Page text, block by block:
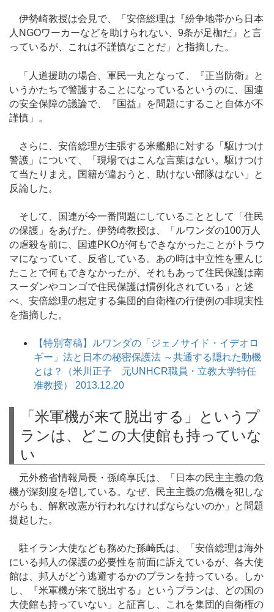
伊勢崎教授は会見で、「安倍総理は『紛争地帯から日本
人NGOワーカーなどを助けられない、9条が足枷だ』と言
っているが、これは不謹慎なことだ」と指摘した。
「人道援助の場合、軍民一丸となって、『正当防衛』と
いうかたちで警護することになっているというのに、国連
の安全保障の議論で、『国益』を問題にすること自体が不
謹慎」。
さらに、安倍総理が主張する米艦船に対する「駆けつけ
警護」について、「現場ではこんな言葉はない。駆けつけ
て当たりまえ。国籍が違おうと、助けない部隊はない」と
反論した。
そして、国連が今一番問題にしていることとして「住民
の保護」をあげた。伊勢崎教授は、「ルワンダの100万人
の虐殺を前に、国連PKOが何もできなかったことがトラウ
マになっていて、反省している。あの時は中立性を重んじ
たことで何もできなかったが、それもあって住民保護は南
スーダンやコンゴで住民保護は慣例化されている」と述
べ、安倍総理の想定する集団的自衛権の行使例の非現実性
を指摘した。
【特別寄稿】ルワンダの「ジェノサイド・イデオロ
ギー」法と日本の秘密保護法 ～共通する隠れた動機
とは？（米川正子 元UNHCR職員・立教大学特任
准教授） 2013.12.20
「米軍機が来て脱出する」というプ
ランは、どこの大使館も持っていな
い
元外務省情報局長・孫崎享氏は、「日本の民主主義の危
機が深刻度を増している。なぜ、民主主義の危機を犯しな
がらも、解釈改憲が行われなければならないのか」と問題
提起した。
駐イラン大使なども務めた孫崎氏は、「安倍総理は海外
にいる邦人の保護の必要性を前面に訴えているが、各大使
館は、邦人がどう逃避するかのプランを持っている。しか
し、『米軍機が来て脱出する』というプランは、どの国の
大使館も持っていない」と証言し、これを集団的自衛権の